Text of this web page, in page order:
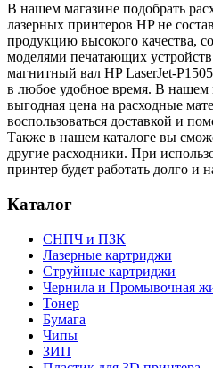
В нашем магазине подобрать
лазерных принтеров HP не
продукцию высокого качества,
моделями печатающих
магнитный вал HP LaserJet-
в любое удобное время. В нашем
выгодная цена на расходные
воспользоваться доставкой и
Также в нашем каталоге вы
другие расходники. При
принтер будет работать долго и
Каталог
СНПЧ и ПЗК
Лазерные картриджи
Струйные картриджи
Чернила и Промывочная
Тонер
Бумага
Чипы
ЗИП